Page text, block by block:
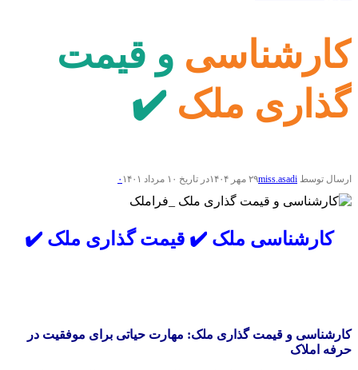
کارشناسی و قیمت
گذاری ملک ✔️
ارسال توسط miss.asadi۲۹ مهر ۱۴۰۴ در تاریخ ۱۰ مرداد ۱۴۰۱ ۰
کارشناسی ملک ✔️ قیمت گذاری ملک ✔️
کارشناسی و قیمت گذاری ملک: مهارت حیاتی برای موفقیت در
حرفه املاک